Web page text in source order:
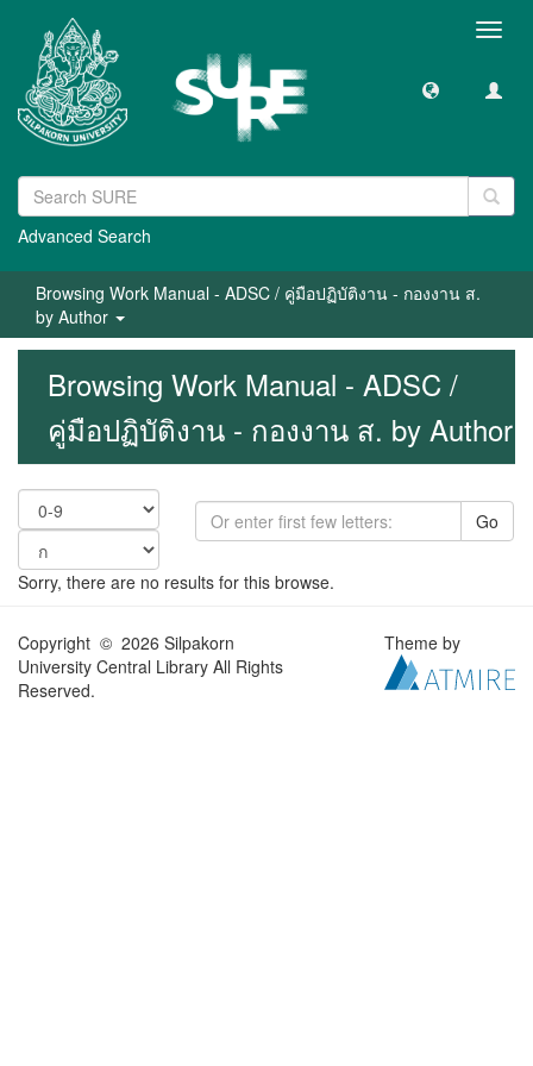
Advanced Search
Browsing Work Manual - ADSC / คู่มือปฏิบัติงาน - กองงาน ส.
by Author
Browsing Work Manual - ADSC /
คู่มือปฏิบัติงาน - กองงาน ส. by Author
Go
Sorry, there are no results for this browse.
Copyright © 2026 Silpakorn
University Central Library All Rights
Reserved.
Theme by